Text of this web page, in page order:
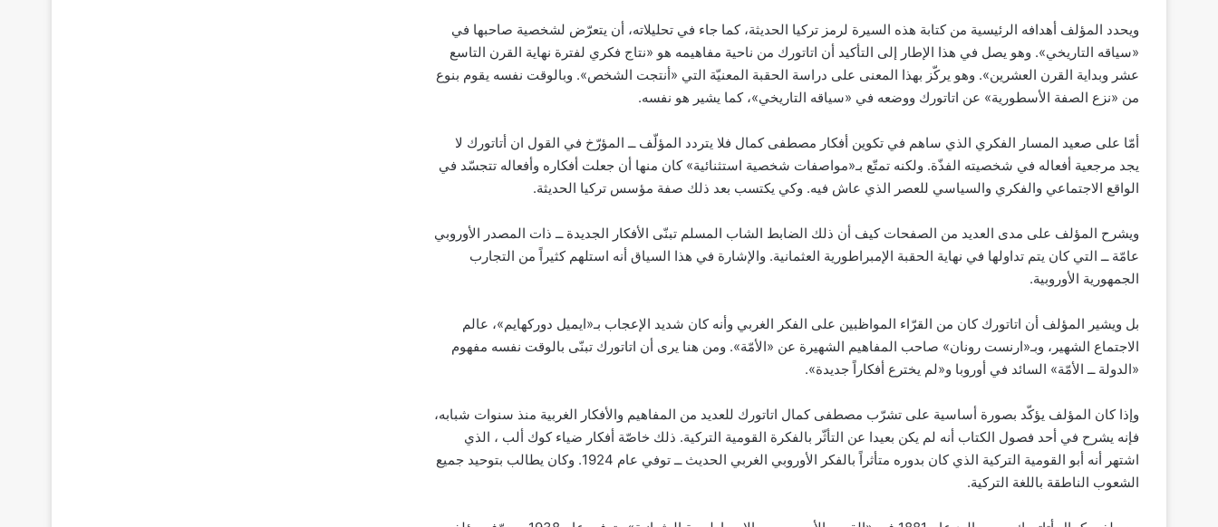
ويحدد المؤلف أهدافه الرئيسية من كتابة هذه السيرة لرمز تركيا الحديثة، كما جاء في تحليلاته، أن يتعرّض لشخصية صاحبها في
«سياقه التاريخي». وهو يصل في هذا الإطار إلى التأكيد أن اتاتورك من ناحية مفاهيمه هو «نتاج فكري لفترة نهاية القرن التاسع
عشر وبداية القرن العشرين». وهو يركّز بهذا المعنى على دراسة الحقبة المعنيّة التي «أنتجت الشخص». وبالوقت نفسه يقوم بنوع
من «نزع الصفة الأسطورية» عن اتاتورك ووضعه في «سياقه التاريخي»، كما يشير هو نفسه.
أمّا على صعيد المسار الفكري الذي ساهم في تكوين أفكار مصطفى كمال فلا يتردد المؤلّف ــ المؤرّخ في القول ان أتاتورك لا
يجد مرجعية أفعاله في شخصيته الفذّة. ولكنه تمتّع بـ«مواصفات شخصية استثنائية» كان منها أن جعلت أفكاره وأفعاله تتجسّد في
الواقع الاجتماعي والفكري والسياسي للعصر الذي عاش فيه. وكي يكتسب بعد ذلك صفة مؤسس تركيا الحديثة.
ويشرح المؤلف على مدى العديد من الصفحات كيف أن ذلك الضابط الشاب المسلم تبنّى الأفكار الجديدة ــ ذات المصدر الأوروبي
عامّة ــ التي كان يتم تداولها في نهاية الحقبة الإمبراطورية العثمانية. والإشارة في هذا السياق أنه استلهم كثيراً من التجارب
الجمهورية الأوروبية.
بل ويشير المؤلف أن اتاتورك كان من القرّاء المواظبين على الفكر الغربي وأنه كان شديد الإعجاب بـ«ايميل دوركهايم»، عالم
الاجتماع الشهير، وبـ«ارنست رونان» صاحب المفاهيم الشهيرة عن «الأمّة». ومن هنا يرى أن اتاتورك تبنّى بالوقت نفسه مفهوم
«الدولة ــ الأمّة» السائد في أوروبا و«لم يخترع أفكاراً جديدة».
وإذا كان المؤلف يؤكّد بصورة أساسية على تشرّب مصطفى كمال اتاتورك للعديد من المفاهيم والأفكار الغربية منذ سنوات شبابه،
فإنه يشرح في أحد فصول الكتاب أنه لم يكن بعيدا عن التأثّر بالفكرة القومية التركية. ذلك خاصّة أفكار ضياء كوك ألب ، الذي
اشتهر أنه أبو القومية التركية الذي كان بدوره متأثراً بالفكر الأوروبي الغربي الحديث ــ توفي عام 1924. وكان يطالب بتوحيد جميع
الشعوب الناطقة باللغة التركية.